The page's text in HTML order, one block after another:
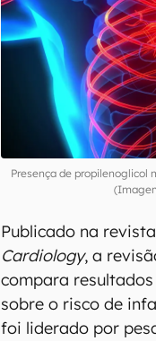
Presença de propilenoglicol
Publicado na
Cardiology, a
compara
sobre o risco de
foi liderado por